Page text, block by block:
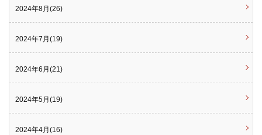
2024年8月(26)
2024年7月(19)
2024年6月(21)
2024年5月(19)
2024年4月(16)